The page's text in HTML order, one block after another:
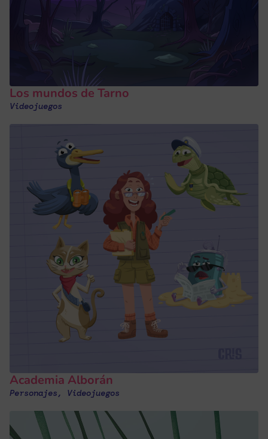
Los mundos de Tarno
Videojuegos
Academia Alborán
Personajes, Videojuegos